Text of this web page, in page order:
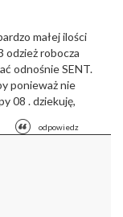
małej ilości
odzież robocza
odnośnie SENT.
ponieważ nie
08 . dziekuję,
odpowiedz